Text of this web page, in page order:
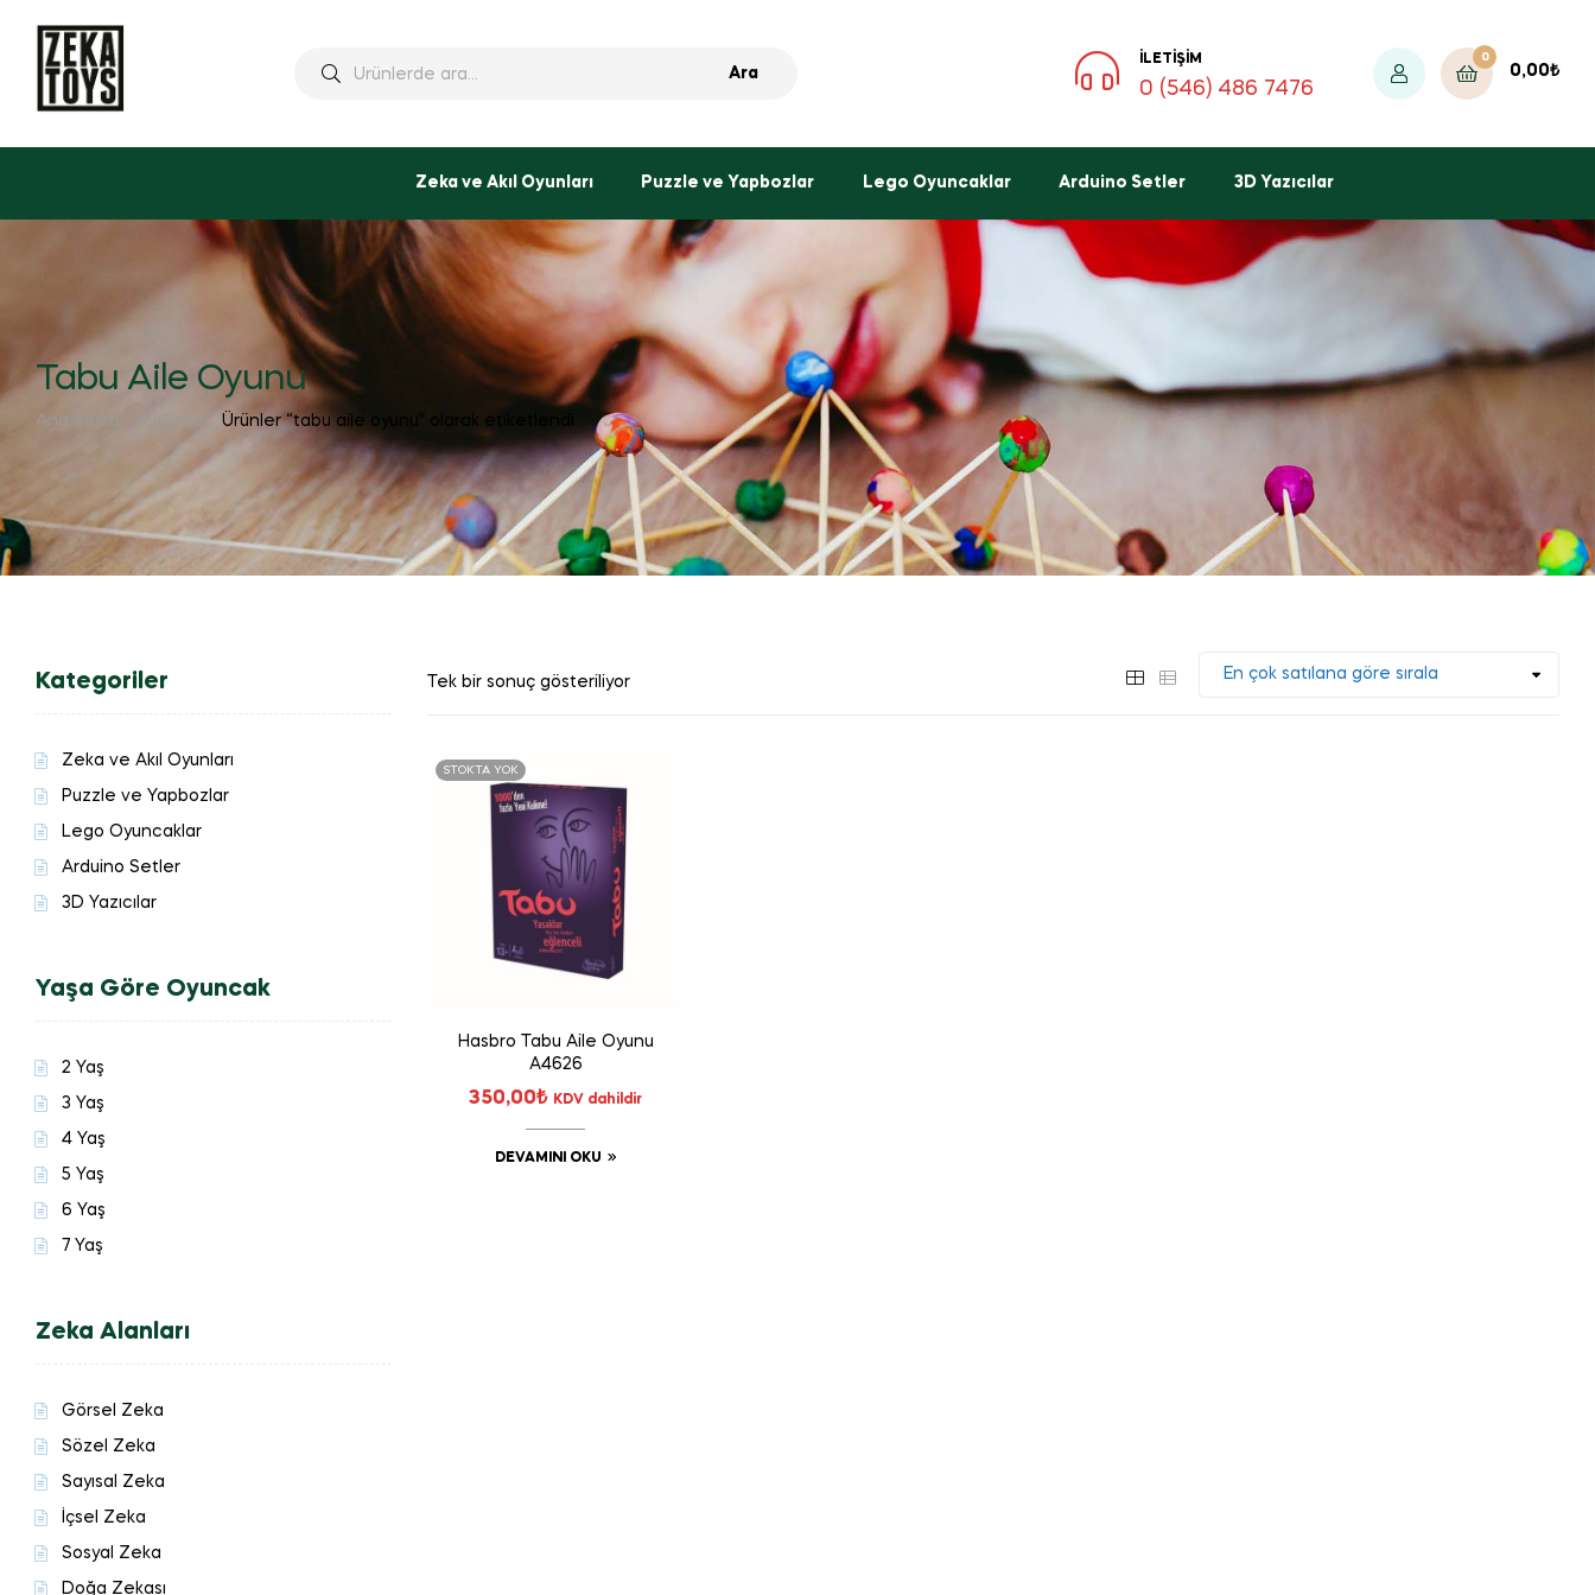
Ara
İLETIŞIM
0 (546) 486 7476
0
0,00₺
Zeka ve Akıl Oyunları Puzzle ve Yapbozlar Lego Oyuncaklar Arduino Setler 3D Yazıcılar
Tabu Aile Oyunu
Ana Sayfa Ürünler “tabu aile oyunu” olarak etiketlendi
Tek bir sonuç gösteriliyor
STOKTA YOK
Hasbro Tabu Aile Oyunu
A4626
350,00₺ KDV dahildir
DEVAMINI OKU
Kategoriler
Zeka ve Akıl Oyunları
Puzzle ve Yapbozlar
Lego Oyuncaklar
Arduino Setler
3D Yazıcılar
Yaşa Göre Oyuncak
2 Yaş
3 Yaş
4 Yaş
5 Yaş
6 Yaş
7 Yaş
Zeka Alanları
Görsel Zeka
Sözel Zeka
Sayısal Zeka
İçsel Zeka
Sosyal Zeka
Doğa Zekası